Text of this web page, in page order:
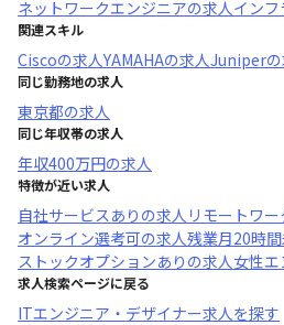
ネットワークエンジニアの求人イン
関連スキル
Ciscoの求人YAMAHAの求人Juniper
同じ勤務地の求人
東京都の求人
同じ年収帯の求人
年収400万円の求人
特徴が近い求人
自社サービスあり の求人 リモートワー
オンライン選考可の求人残業月20時
ストックオプションあり の求人女性
求人検索ページに戻る
ITエンジニア・デザイナー求人を探す